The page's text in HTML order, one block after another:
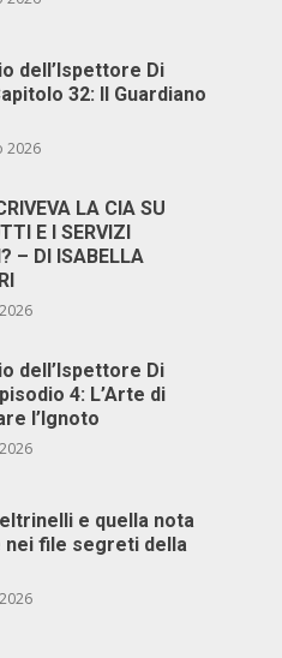
dell’Ispettore Di
32: Il Guardiano
2026
LA CIA SU
E I SERVIZI
– DI ISABELLA
dell’Ispettore Di
4: L’Arte di
l’Ignoto
e quella nota
nei file segreti della